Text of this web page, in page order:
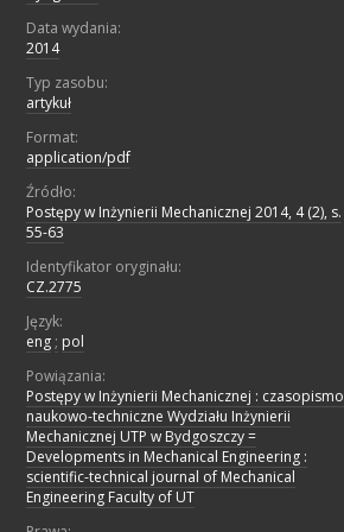
Data wydania:
2014
Typ zasobu:
artykuł
Format:
application/pdf
Źródło:
Postępy w Inżynierii Mechanicznej 2014, 4 (2), s.
55-63
Identyfikator oryginału:
CZ.2775
Język:
eng ; pol
Powiązania:
Postępy w Inżynierii Mechanicznej : czasopismo
naukowo-techniczne Wydziału Inżynierii
Mechanicznej UTP w Bydgoszczy =
Developments in Mechanical Engineering :
scientific-technical journal of Mechanical
Engineering Faculty of UT